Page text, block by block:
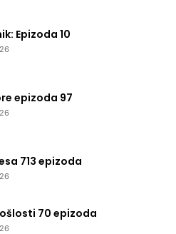
Epizoda 10
epizoda 97
713 epizoda
70 epizoda